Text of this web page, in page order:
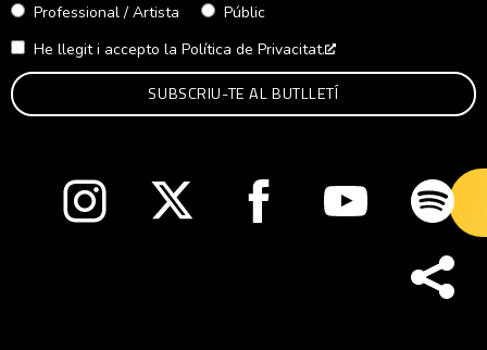
Professional / Artista
Públic
He llegit i accepto la Política de Privacitat.
Abre en nueva ventanaAbre en nueva ventanaAbre en nueva ventana
Abre en nueva